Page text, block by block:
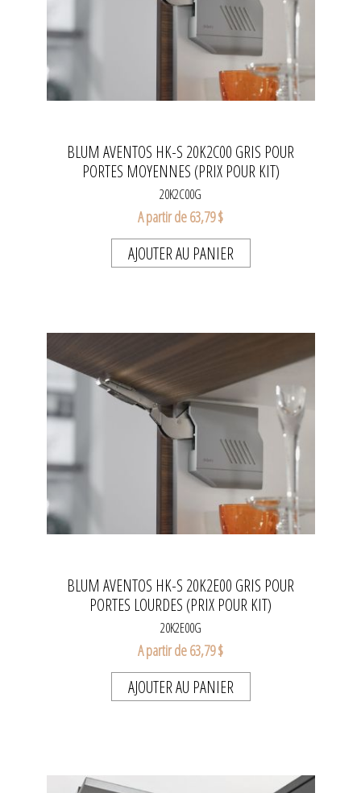
BLUM AVENTOS HK-S 20K2C00 GRIS POUR
PORTES MOYENNES (PRIX POUR KIT)
20K2C00G
A partir de 63,79 $
AJOUTER AU PANIER
BLUM AVENTOS HK-S 20K2E00 GRIS POUR
PORTES LOURDES (PRIX POUR KIT)
20K2E00G
A partir de 63,79 $
AJOUTER AU PANIER